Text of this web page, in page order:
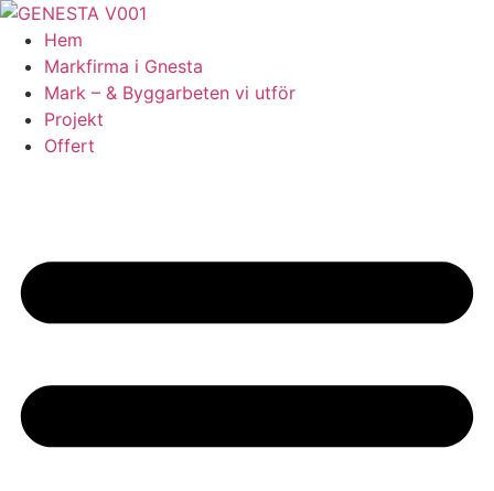
Skip
content
Hem
Markfirma i Gnesta
Mark – & Byggarbeten vi utför
Projekt
Offert